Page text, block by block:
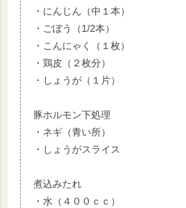
・にんじん（中１本）
・ごぼう（1/2本）
・こんにゃく（１枚）
・鶏皮（２枚分）
・しょうが（１片）
豚ホルモン下処理
・ネギ（青い所）
・しょうがスライス
煮込みたれ
・水（４００ｃｃ）